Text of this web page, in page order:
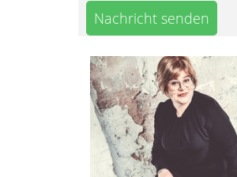
Nachricht senden